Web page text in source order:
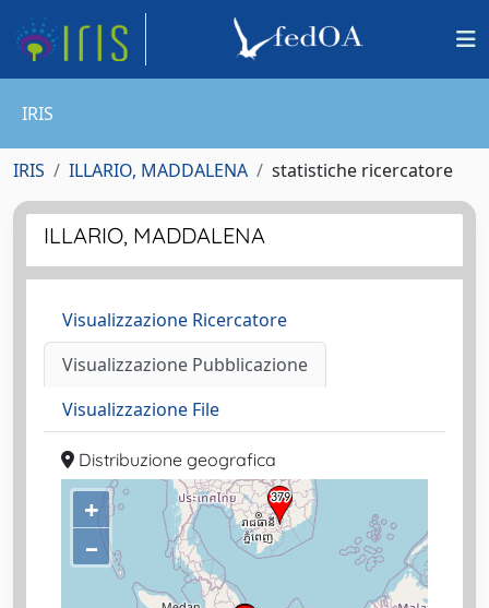
IRIS
IRIS ILLARIO, MADDALENA statistiche ricercatore
ILLARIO, MADDALENA
Visualizzazione Ricercatore
Visualizzazione Pubblicazione
Visualizzazione File
Distribuzione geografica
+
–